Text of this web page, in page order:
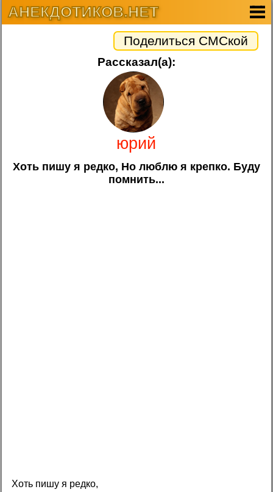
АНЕКДОТИКОВ.НЕТ
Поделиться СМСкой
Рассказал(а):
юрий
Хоть пишу я редко, Но люблю я крепко. Буду
помнить...
Хоть пишу я редко,